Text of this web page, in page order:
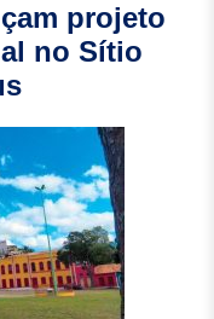
projeto
no Sítio